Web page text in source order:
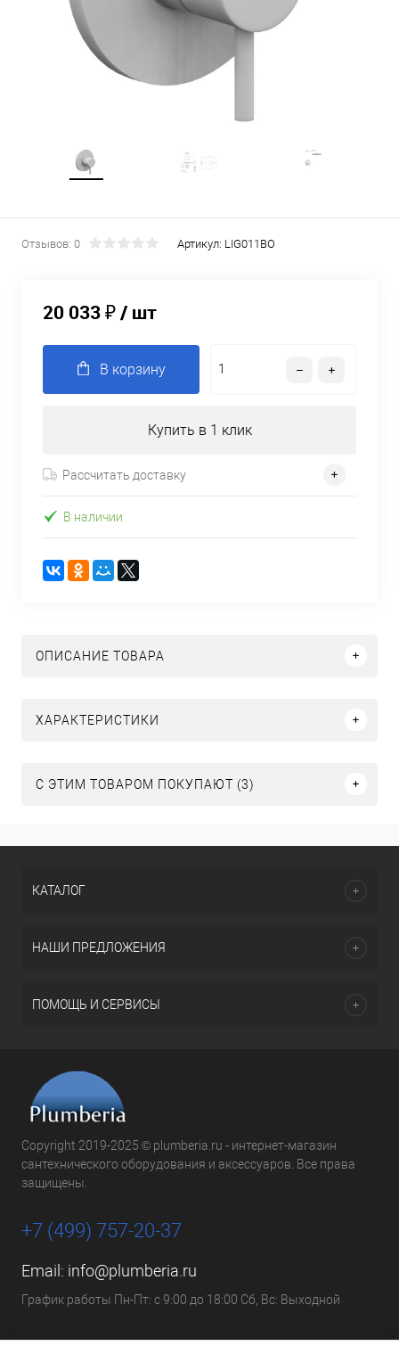
Отзывов: 0 Артикул: LIG011BO
20 033 ₽/ шт
В корзину
Купить в 1 клик
Рассчитать доставку
В наличии
ОПИСАНИЕ ТОВАРА
ХАРАКТЕРИСТИКИ
С ЭТИМ ТОВАРОМ ПОКУПАЮТ (3)
КАТАЛОГ
НАШИ ПРЕДЛОЖЕНИЯ
ПОМОЩЬ И СЕРВИСЫ
Copyright 2019-2025 © plumberia.ru - интернет-магазин
сантехнического оборудования и аксессуаров. Все права
защищены.
+7 (499) 757-20-37
Email: info@plumberia.ru
График работы Пн-Пт: с 9:00 до 18:00 Сб, Вс: Выходной